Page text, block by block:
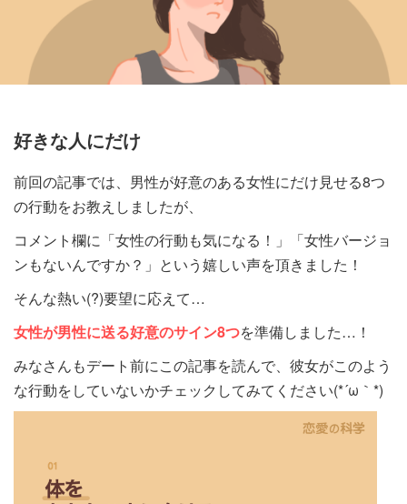
好きな人にだけ
前回の記事では、男性が好意のある女性にだけ見せる8つ
の行動をお教えしましたが、
コメント欄に「女性の行動も気になる！」「女性バージョ
ンもないんですか？」という嬉しい声を頂きました！
そんな熱い(?)要望に応えて…
女性が男性に送る好意のサイン8つを準備しました…！
みなさんもデート前にこの記事を読んで、彼女がこのよう
な行動をしていないかチェックしてみてください(*´ω｀*)